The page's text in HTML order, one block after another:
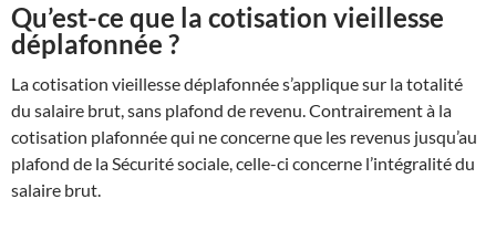
Qu’est-ce que la cotisation vieillesse
déplafonnée ?
La cotisation vieillesse déplafonnée s’applique sur la totalité
du salaire brut, sans plafond de revenu. Contrairement à la
cotisation plafonnée qui ne concerne que les revenus jusqu’au
plafond de la Sécurité sociale, celle-ci concerne l’intégralité du
salaire brut.